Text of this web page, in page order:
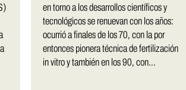
en torno a los desarrollos científicos y
tecnológicos se renuevan con los años:
ocurrió a finales de los 70, con la por
entonces pionera técnica de fertilización
in vitro y también en los 90, con...